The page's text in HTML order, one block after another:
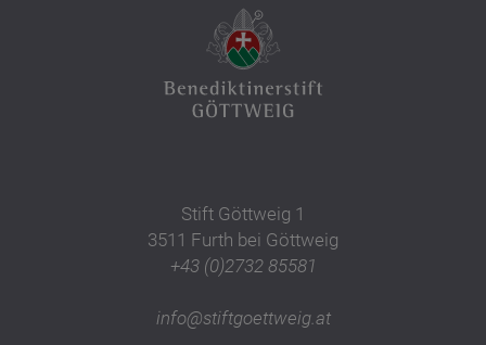
Stift Göttweig 1
3511 Furth bei Göttweig
+43 (0)2732 85581
info@stiftgoettweig.at